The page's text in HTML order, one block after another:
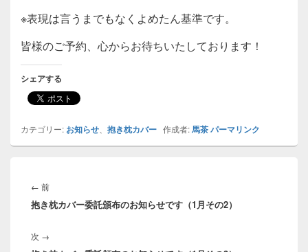
※表現は言うまでもなくよめたん基準です。
皆様のご予約、心からお待ちいたしております！
シェアする
カテゴリー: お知らせ 抱き枕カバー 作成者:馬茶パーマリンク
稿
ナ
ゲ
ー
← 前前
の
抱き枕カバー委託頒布のお知らせです（1月その2）
次 →